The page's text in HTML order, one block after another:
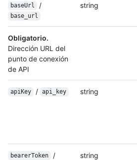
baseUrl /
base_url
string
Obligatorio.
Dirección URL del
punto de conexión
de API
apiKey / api_key string
bearerToken / string